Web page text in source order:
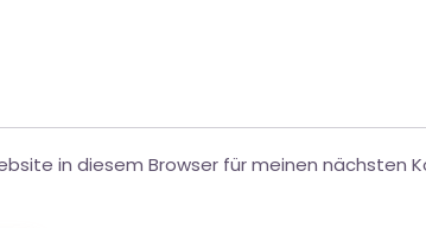
in diesem Browser für meinen nächsten